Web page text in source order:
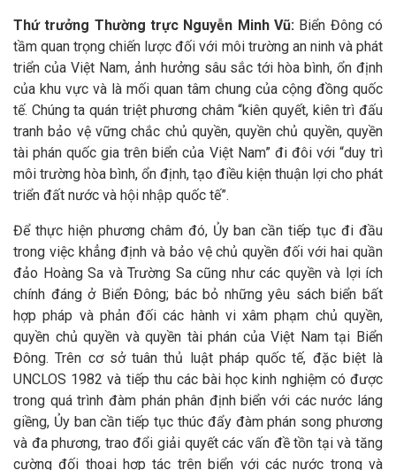
Thứ trưởng Thường trực Nguyễn Minh Vũ: Biển Đông có
tầm quan trọng chiến lược đối với môi trường an ninh và phát
triển của Việt Nam, ảnh hưởng sâu sắc tới hòa bình, ổn định
của khu vực và là mối quan tâm chung của cộng đồng quốc
tế. Chúng ta quán triệt phương châm “kiên quyết, kiên trì đấu
tranh bảo vệ vững chắc chủ quyền, quyền chủ quyền, quyền
tài phán quốc gia trên biển của Việt Nam” đi đôi với “duy trì
môi trường hòa bình, ổn định, tạo điều kiện thuận lợi cho phát
triển đất nước và hội nhập quốc tế”.
Để thực hiện phương châm đó, Ủy ban cần tiếp tục đi đầu
trong việc khẳng định và bảo vệ chủ quyền đối với hai quần
đảo Hoàng Sa và Trường Sa cũng như các quyền và lợi ích
chính đáng ở Biển Đông; bác bỏ những yêu sách biển bất
hợp pháp và phản đối các hành vi xâm phạm chủ quyền,
quyền chủ quyền và quyền tài phán của Việt Nam tại Biển
Đông. Trên cơ sở tuân thủ luật pháp quốc tế, đặc biệt là
UNCLOS 1982 và tiếp thu các bài học kinh nghiệm có được
trong quá trình đàm phán phân định biển với các nước láng
giềng, Ủy ban cần tiếp tục thúc đẩy đàm phán song phương
và đa phương, trao đổi giải quyết các vấn đề tồn tại và tăng
cường đối thoại hợp tác trên biển với các nước trong và